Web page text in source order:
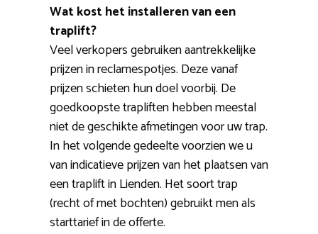
Wat kost het installeren van een
traplift?
Veel verkopers gebruiken aantrekkelijke
prijzen in reclamespotjes. Deze vanaf
prijzen schieten hun doel voorbij. De
goedkoopste trapliften hebben meestal
niet de geschikte afmetingen voor uw trap.
In het volgende gedeelte voorzien we u
van indicatieve prijzen van het plaatsen van
een traplift in Lienden. Het soort trap
(recht of met bochten) gebruikt men als
starttarief in de offerte.